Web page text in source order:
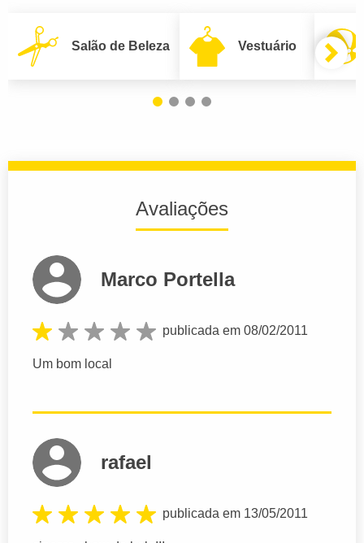
Salão de Beleza Vestuário
Avaliações
Marco Portella
publicada em 08/02/2011
Um bom local
rafael
publicada em 13/05/2011